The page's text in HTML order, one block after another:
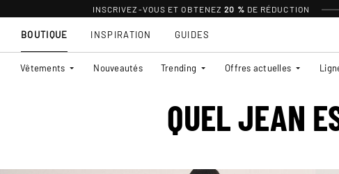
INSCRIVEZ-VOUS ET OBTENEZ 20 % DE RÉDUCTION
BOUTIQUE
Vêtements Nouveautés Trending Offres actuelles
INSPIRATION GUIDES
QUEL JEAN